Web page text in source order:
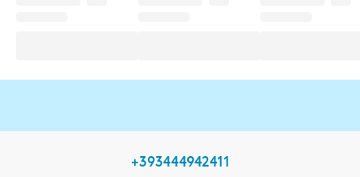
+393444942411